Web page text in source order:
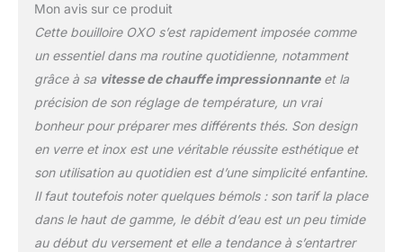
Mon avis sur ce produit
Cette bouilloire OXO s’est rapidement imposée comme
un essentiel dans ma routine quotidienne, notamment
grâce à sa vitesse de chauffe impressionnanteet la
précision de son réglage de température, un vrai
bonheur pour préparer mes différents thés. Son design
en verre et inox est une véritable réussite esthétique et
son utilisation au quotidien est d’une simplicité enfantine.
Il faut toutefois noter quelques bémols : son tarif la place
dans le haut de gamme, le débit d’eau est un peu timide
au début du versement et elle a tendance à s’entartrer